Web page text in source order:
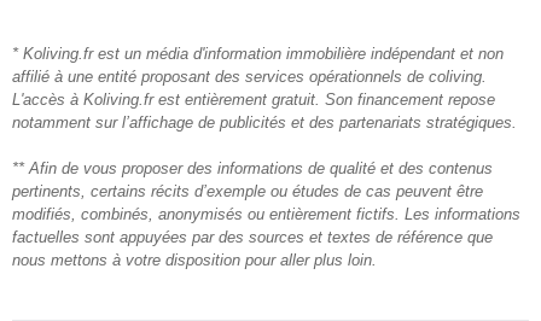
* Koliving.fr est un média d'information immobilière indépendant et non
affilié à une entité proposant des services opérationnels de coliving.
L'accès à Koliving.fr est entièrement gratuit. Son financement repose
notamment sur l’affichage de publicités et des partenariats stratégiques.
** Afin de vous proposer des informations de qualité et des contenus
pertinents, certains récits d’exemple ou études de cas peuvent être
modifiés, combinés, anonymisés ou entièrement fictifs. Les informations
factuelles sont appuyées par des sources et textes de référence que
nous mettons à votre disposition pour aller plus loin.